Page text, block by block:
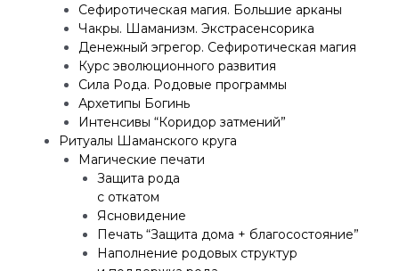
Сефиротическая магия. Большие арканы
Чакры. Шаманизм. Экстрасенсорика
Денежный эгрегор. Сефиротическая магия
Курс эволюционного развития
Сила Рода. Родовые программы
Архетипы Богинь
Интенсивы “Коридор затмений”
Ритуалы Шаманского круга
Магические печати
Защита рода
с откатом
Ясновидение
Печать “Защита дома + благосостояние”
Наполнение родовых структур